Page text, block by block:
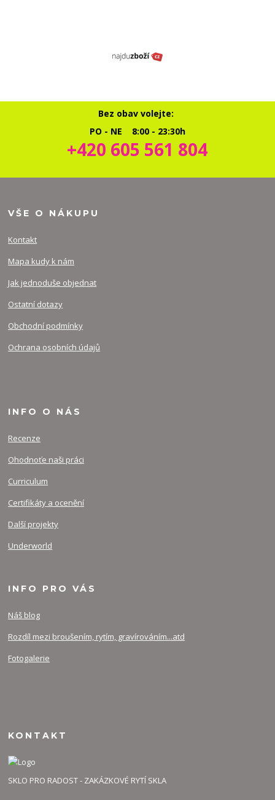
Bez obav volejte:
PO - NE 8:00 - 23:30h
+420 605 561 804
VŠE O NÁKUPU
Kontakt
Mapa kudy k nám
Jak jednoduše objednat
Ostatní dotazy
Obchodní podmínky
Ochrana osobních údajů
INFO O NÁS
Recenze
Ohodnoťe naši práci
Curriculum
Certifikáty a ocenění
Další projekty
Underworld
INFO PRO VÁS
Náš blog
Rozdíl mezi broušením, rytím, gravírováním...atd
Fotogalerie
KONTAKT
SKLO PRO RADOST - ZAKÁZKOVÉ RYTÍ SKLA